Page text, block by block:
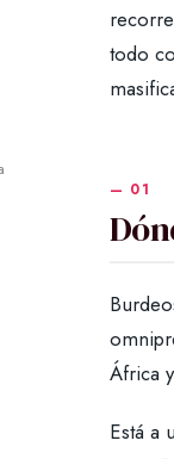
todo
África
Está a